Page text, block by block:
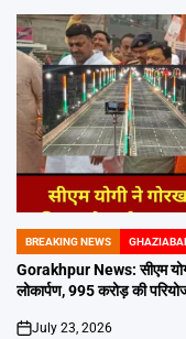
POSTED
IN
BREAKING NEWS
Gorakhpur News: सीएम
लोकार्पण, 995 करोड़ की
July 23, 2026